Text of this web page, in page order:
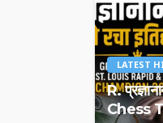
LATEST
R.
Chess